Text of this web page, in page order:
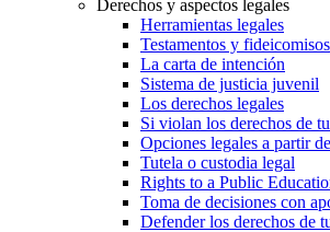
Derechos y aspectos legales
Herramientas legales
Testamentos y fideicomisos
La carta de intención
Sistema de justicia juvenil
Los derechos legales
Si violan los derechos de
Opciones legales a partir
Tutela o custodia legal
Rights to a Public
Toma de decisiones con
Defender los derechos de